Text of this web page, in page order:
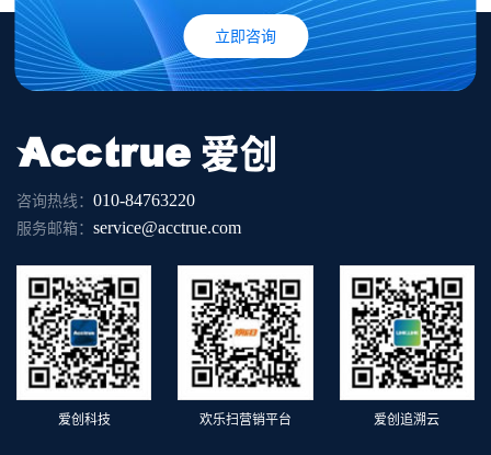
立即咨询
咨询热线： 010-84763220
服务邮箱： service@acctrue.com
爱创科技 欢乐扫营销平台 爱创追溯云